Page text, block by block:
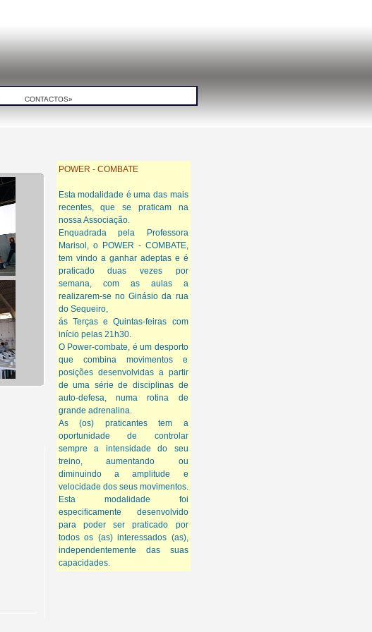
CONTACTOS»
POWER - COMBATE
Esta modalidade é uma das mais
recentes, que se praticam na
nossa Associação.
Enquadrada pela Professora
Marisol, o POWER - COMBATE,
tem vindo a ganhar adeptas e é
praticado duas vezes por
semana, com as aulas a
realizarem-se no Ginásio da rua
do Sequeiro,
ás Terças e Quintas-feiras com
início pelas 21h30.
O Power-combate, é um desporto
que combina movimentos e
posições desenvolvidas a partir
de uma série de disciplinas de
auto-defesa, numa rotina de
grande adrenalina.
As (os) praticantes tem a
oportunidade de controlar
sempre a intensidade do seu
treino, aumentando ou
diminuindo a amplitude e
velocidade dos seus movimentos.
Esta modalidade foi
especificamente desenvolvido
para poder ser praticado por
todos os (as) interessados (as),
independentemente das suas
capacidades.